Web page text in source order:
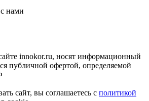
нами
innokor.ru, носят информационный
публичной офертой, определяемой
сайт, вы соглашаетесь с политикой